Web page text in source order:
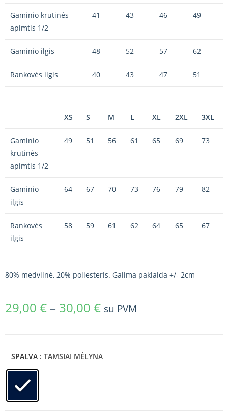
Gaminio krūtinės
apimtis 1/2
41 43 46 49
Gaminio ilgis 48 52 57 62
Rankovės ilgis 40 43 47 51
XS S M L XL 2XL 3XL
Gaminio
krūtinės
apimtis 1/2
49 51 56 61 65 69 73
Gaminio
ilgis
64 67 70 73 76 79 82
Rankovės
ilgis
58 59 61 62 64 65 67
80% medvilnė, 20% poliesteris. Galima paklaida +/- 2cm
29,00 € – 30,00 € su PVM
SPALVA : TAMSIAI MĖLYNA